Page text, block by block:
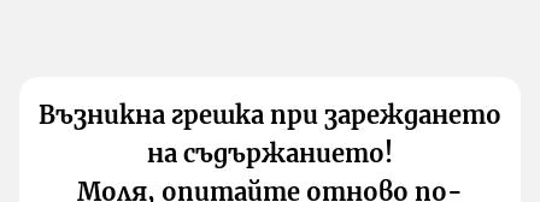
Възникна грешка при зареждането
на съдържанието!
Моля, опитайте отново по-